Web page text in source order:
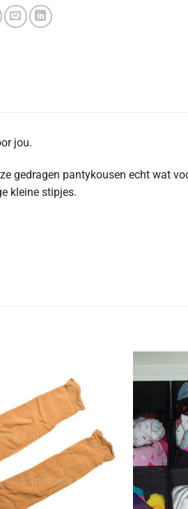
jou.
gedragen pantykousen echt wat
kleine stipjes.
Aan
verlanglijst
toevoegen